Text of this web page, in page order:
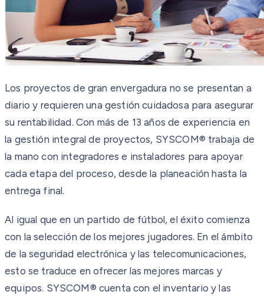
Los proyectos de gran envergadura no se presentan a
diario y requieren una gestión cuidadosa para asegurar
su rentabilidad. Con más de 13 años de experiencia en
la gestión integral de proyectos, SYSCOM® trabaja de
la mano con integradores e instaladores para apoyar
cada etapa del proceso, desde la planeación hasta la
entrega final.
Al igual que en un partido de fútbol, el éxito comienza
con la selección de los mejores jugadores. En el ámbito
de la seguridad electrónica y las telecomunicaciones,
esto se traduce en ofrecer las mejores marcas y
equipos. SYSCOM® cuenta con el inventario y las